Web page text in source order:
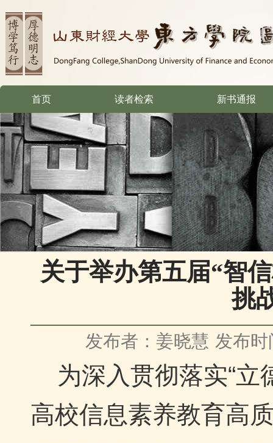
首页 读者检索 新书通报
关于举办第五届“智
挑
发布者：姜晓慧 发布
为深入贯彻落实“立
高校信息素养教育高